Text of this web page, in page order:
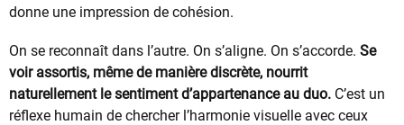
donne une impression de cohésion.
On se reconnaît dans l’autre. On s’aligne. On s’accorde. Se
voir assortis, même de manière discrète, nourrit
naturellement le sentiment d’appartenance au duo. C’est un
réflexe humain de chercher l’harmonie visuelle avec ceux